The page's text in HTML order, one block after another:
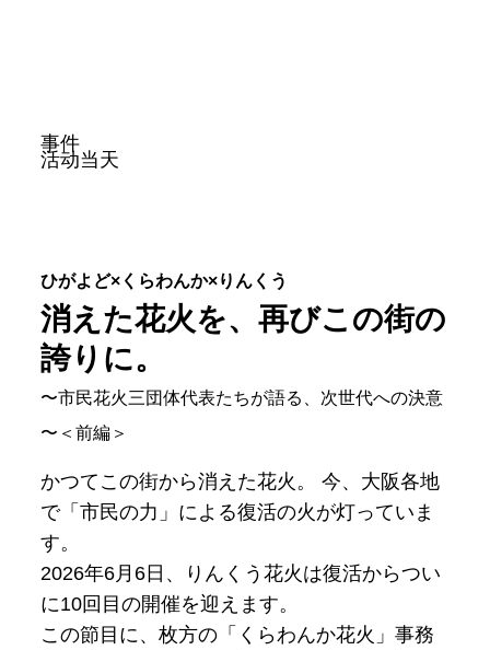
かつてこの街から消えた花火。 今、大阪各地
で「市民の力」による復活の火が灯っていま
す。
2026年6月6日、りんくう花火は復活からつい
に10回目の開催を迎えます。
この節目に、枚方の「くらわんか花火」事務
事件
活动当天
ひがよど×くらわんか×りんくう
消えた花火を、再びこの街の
誇りに。
​〜市民花火三団体代表たちが語る、次世代への決意
〜＜前編＞